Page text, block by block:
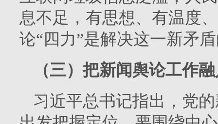
息不足，有思想、有温度
论“四力”是解决这一新矛
（三）把新闻舆论工作
习近平总书记指出，党